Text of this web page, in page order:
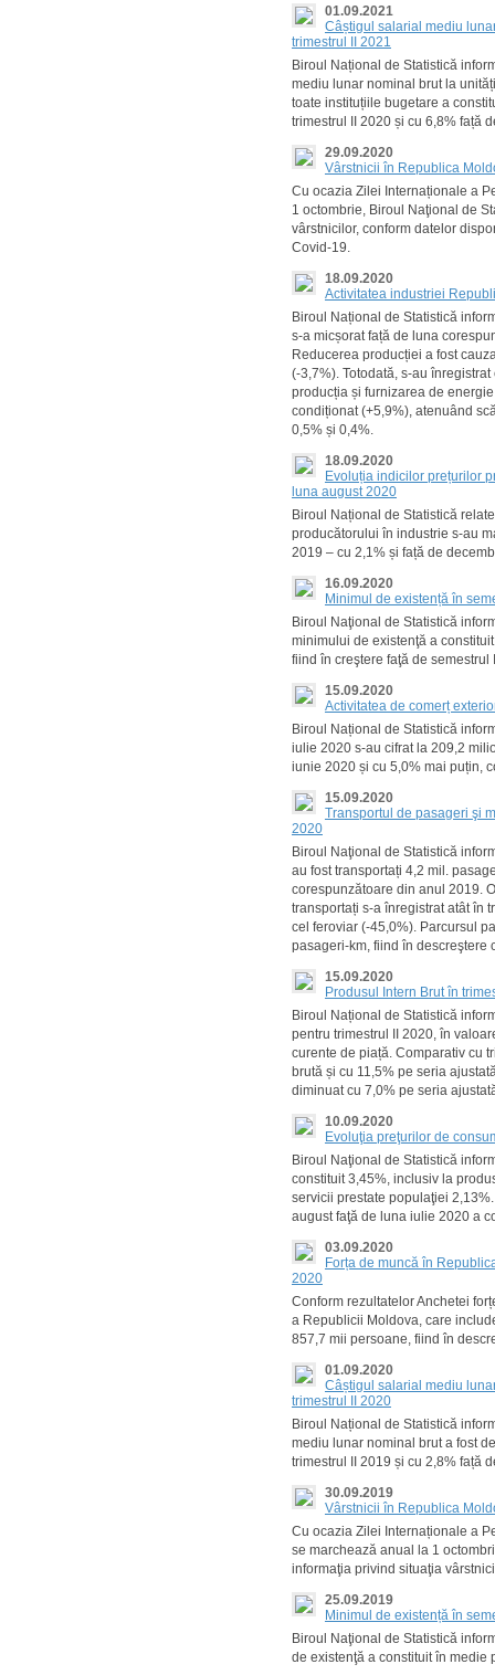
01.09.2021
Câștigul salarial mediu
trimestrul II 2021
Biroul Național de Statistică
mediu lunar nominal brut la
toate instituțiile bugetare a
trimestrul II 2020 și cu 6,8% față
29.09.2020
Vârstnicii în Republica
Cu ocazia Zilei Internaționale a
1 octombrie, Biroul Naţional de
vârstnicilor, conform datelor
Covid-19.
18.09.2020
Activitatea industriei
Biroul Național de Statistică
s-a micșorat față de luna
Reducerea producției a fost
(-3,7%). Totodată, s-au
producția și furnizarea de
condiționat (+5,9%), atenuând
0,5% și 0,4%.
18.09.2020
Evoluția indicilor prețurilor
luna august 2020
Biroul Național de Statistică
producătorului în industrie s-au
2019 – cu 2,1% și față de
16.09.2020
Minimul de existență în
Biroul Naţional de Statistică
minimului de existenţă a
fiind în creştere faţă de semestrul
15.09.2020
Activitatea de comerț
Biroul Național de Statistică
iulie 2020 s-au cifrat la 209,2
iunie 2020 și cu 5,0% mai puțin,
15.09.2020
Transportul de pasageri şi
2020
Biroul Naţional de Statistică
au fost transportați 4,2 mil.
corespunzătoare din anul 2019.
transportați s-a înregistrat atât în
cel feroviar (-45,0%). Parcursul
pasageri-km, fiind în descreştere
15.09.2020
Produsul Intern Brut în
Biroul Național de Statistică
pentru trimestrul II 2020, în
curente de piață. Comparativ cu
brută și cu 11,5% pe seria
diminuat cu 7,0% pe seria
10.09.2020
Evoluţia preţurilor de
Biroul Naţional de Statistică
constituit 3,45%, inclusiv la
servicii prestate populaţiei
august faţă de luna iulie 2020 a
03.09.2020
Forța de muncă în
2020
Conform rezultatelor Anchetei
a Republicii Moldova, care
857,7 mii persoane, fiind în
01.09.2020
Câștigul salarial mediu
trimestrul II 2020
Biroul Național de Statistică
mediu lunar nominal brut a fost
trimestrul II 2019 și cu 2,8% față
30.09.2019
Vârstnicii în Republica
Cu ocazia Zilei Internaționale a
se marchează anual la 1
informaţia privind situaţia
25.09.2019
Minimul de existență în
Biroul Naţional de Statistică
de existenţă a constituit în medie